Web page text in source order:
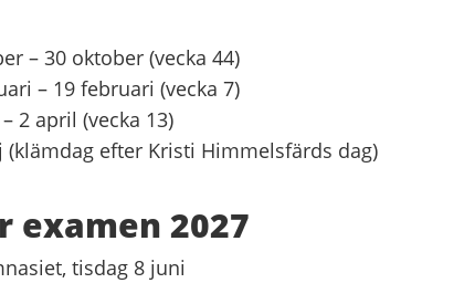
– 30 oktober (vecka 44)
– 19 februari (vecka 7)
2 april (vecka 13)
(klämdag efter Kristi Himmelsfärds dag)
examen 2027
tisdag 8 juni